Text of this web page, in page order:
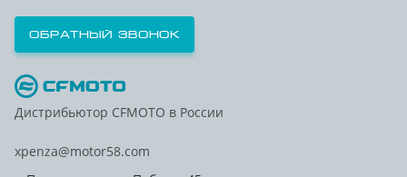
Обратный звонок
Дистрибьютор CFMOTO в России
xpenza@motor58.com